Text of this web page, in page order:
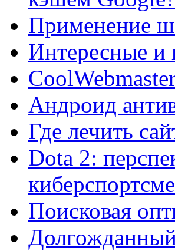
Применение
Интересные и
Андроид
Где лечить
Dota 2:
Поисковая